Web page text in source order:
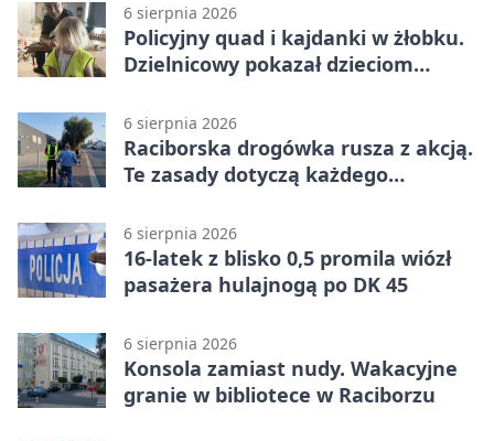
6 sierpnia 2026
Policyjny quad i kajdanki w żłobku.
Dzielnicowy pokazał dzieciom
6 sierpnia 2026
Raciborska drogówka rusza z akcją.
Te zasady dotyczą każdego
6 sierpnia 2026
16-latek z blisko 0,5 promila wiózł
pasażera hulajnogą po DK 45
6 sierpnia 2026
Konsola zamiast nudy. Wakacyjne
granie w bibliotece w Raciborzu